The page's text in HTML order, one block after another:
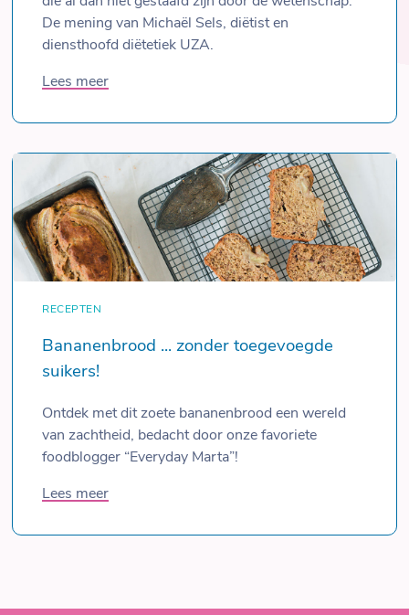
De mening van Michaël Sels, diëtist en
diensthoofd diëtetiek UZA.
Lees meer
RECEPTEN
Bananenbrood ... zonder toegevoegde
suikers!
Ontdek met dit zoete bananenbrood een wereld
van zachtheid, bedacht door onze favoriete
foodblogger “Everyday Marta”!
Lees meer